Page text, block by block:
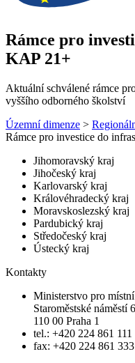
Rámce pro
KAP 21+
Aktuální schválené rámce
vyššího odborného školství
Územní dimenze >
Rámce pro investice do
Jihomoravský kraj
Jihočeský kraj
Karlovarský kraj
Královéhradecký kraj
Moravskoslezský kraj
Pardubický kraj
Středočeský kraj
Ústecký kraj
Kontakty
Ministerstvo pro
Staroměstské náměstí 6
110 00 Praha 1
tel.: +420 224 861 111
fax: +420 224 861